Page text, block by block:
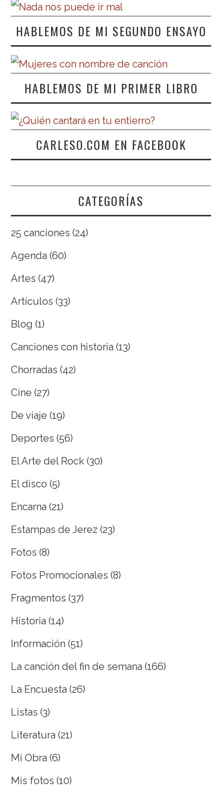
HABLEMOS DE MI SEGUNDO ENSAYO
HABLEMOS DE MI PRIMER LIBRO
CARLESO.COM EN FACEBOOK
CATEGORÍAS
25 canciones (24)
Agenda (60)
Artes (47)
Artículos (33)
Blog (1)
Canciones con historia (13)
Chorradas (42)
Cine (27)
De viaje (19)
Deportes (56)
El Arte del Rock (30)
El disco (5)
Encarna (21)
Estampas de Jerez (23)
Fotos (8)
Fotos Promocionales (8)
Fragmentos (37)
Historia (14)
Información (51)
La canción del fin de semana (166)
La Encuesta (26)
Listas (3)
Literatura (21)
Mi Obra (6)
Mis fotos (10)